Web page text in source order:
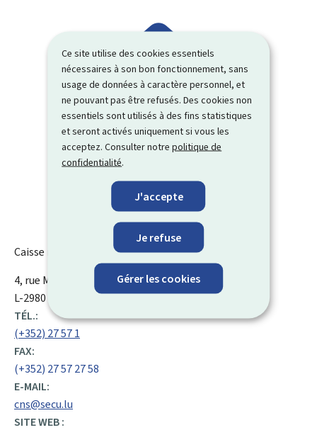
Ce site utilise des cookies essentiels
nécessaires à son bon fonctionnement, sans
usage de données à caractère personnel, et
ne pouvant pas être refusés. Des cookies non
essentiels sont utilisés à des fins statistiques
et seront activés uniquement si vous les
acceptez. Consulter notrepolitique de
confidentialité.
J'accepte
Je refuse
Gérer les cookies
Caisse nationale de santé (CNS)
ADRESSE
:
4, rue Mercier LuxembourgLuxembourg
L-2980 Luxembourg
TÉL.:
(+352) 27 57 1
FAX:
(+352) 27 57 27 58
E-MAIL:
cns@secu.lu
SITE WEB :